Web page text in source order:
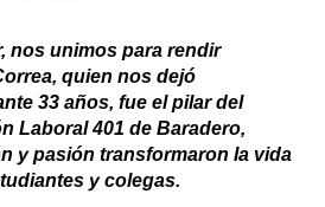
nos unimos para rendir
quien nos dejó
33 años, fue el pilar del
Laboral 401 de Baradero,
y pasión transformaron la vida
y colegas.